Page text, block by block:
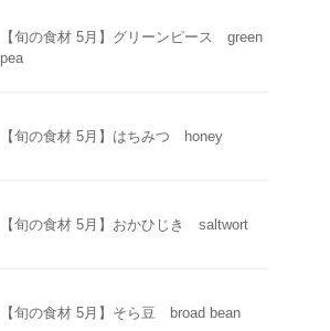
【旬の食材 5月】グリーンピース green
pea
【旬の食材 5月】はちみつ honey
【旬の食材 5月】おかひじき saltwort
【旬の食材 5月】そら豆 broad bean